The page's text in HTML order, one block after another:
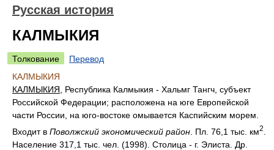
Русская история
КАЛМЫКИЯ
Толкование
Перевод
КАЛМЫКИЯ
КАЛМЫКИЯ , Республика Калмыкия - Хальмг Тангч, субъект
Российской Федерации; расположена на юге Европейской
части России, на юго-востоке омывается Каспийским морем.
Входит в Поволжский экономический район . Пл. 76,1 тыс. км2
Население 317,1 тыс. чел. (1998). Столица - г. Элиста. Др.